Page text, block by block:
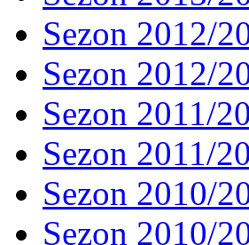
Sezon 2012/
Sezon 2012/
Sezon 2011/
Sezon 2011/
Sezon 2010/
Sezon 2010/